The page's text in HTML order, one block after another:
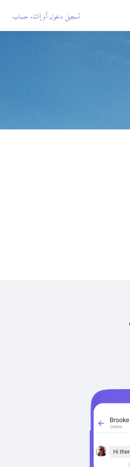
تسجيل دخول أوإنشاء حساب